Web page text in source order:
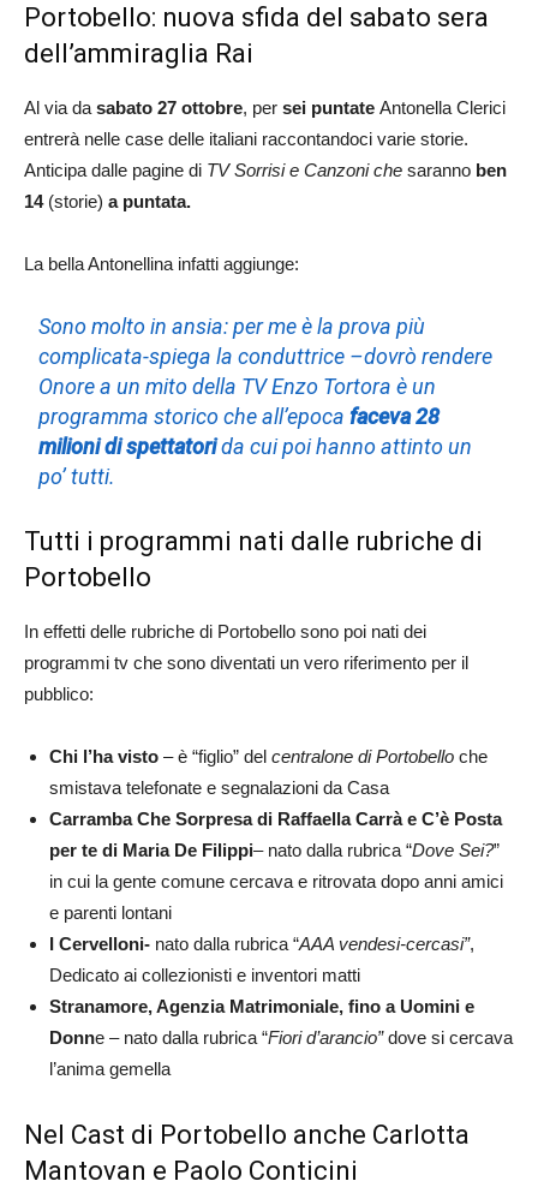
Portobello: nuova sfida del sabato sera
dell’ammiraglia Rai
Al via da sabato 27 ottobre, per sei puntate Antonella Clerici
entrerà nelle case delle italiani raccontandoci varie storie.
Anticipa dalle pagine di TV Sorrisi e Canzoni che saranno ben
14 (storie) a puntata.
La bella Antonellina infatti aggiunge:
Sono molto in ansia: per me è la prova più
complicata-spiega la conduttrice –dovrò rendere
Onore a un mito della TV Enzo Tortora è un
programma storico che all’epocafaceva 28
milioni di spettatorida cui poi hanno attinto un
po’ tutti.
Tutti i programmi nati dalle rubriche di
Portobello
In effetti delle rubriche di Portobello sono poi nati dei
programmi tv che sono diventati un vero riferimento per il
pubblico:
Chi l’ha visto – è “figlio” del centralone di Portobello che
smistava telefonate e segnalazioni da Casa
Carramba Che Sorpresa di Raffaella Carrà e C’è Posta
per te di Maria De Filippi– nato dalla rubrica “Dove Sei?”
in cui la gente comune cercava e ritrovata dopo anni amici
e parenti lontani
I Cervelloni- nato dalla rubrica “AAA vendesi-cercasi”,
Dedicato ai collezionisti e inventori matti
Stranamore, Agenzia Matrimoniale, fino a Uomini e
Donne – nato dalla rubrica “Fiori d’arancio”dove si cercava
l’anima gemella
Nel Cast di Portobello anche Carlotta
Mantovan e Paolo Conticini